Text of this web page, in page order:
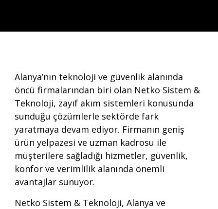
Alanya’nın teknoloji ve güvenlik alanında
öncü firmalarından biri olan Netko Sistem &
Teknoloji, zayıf akım sistemleri konusunda
sunduğu çözümlerle sektörde fark
yaratmaya devam ediyor. Firmanın geniş
ürün yelpazesi ve uzman kadrosu ile
müşterilere sağladığı hizmetler, güvenlik,
konfor ve verimlilik alanında önemli
avantajlar sunuyor.
Netko Sistem & Teknoloji, Alanya ve